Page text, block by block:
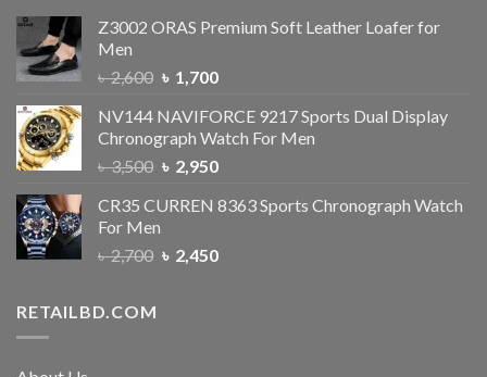
Z3002 ORAS Premium Soft Leather Loafer for
Men
৳2,600 ৳ 1,700
NV144 NAVIFORCE 9217 Sports Dual Display
Chronograph Watch For Men
৳3,500 ৳ 2,950
CR35 CURREN 8363 Sports Chronograph Watch
For Men
৳2,700 ৳ 2,450
RETAILBD.COM